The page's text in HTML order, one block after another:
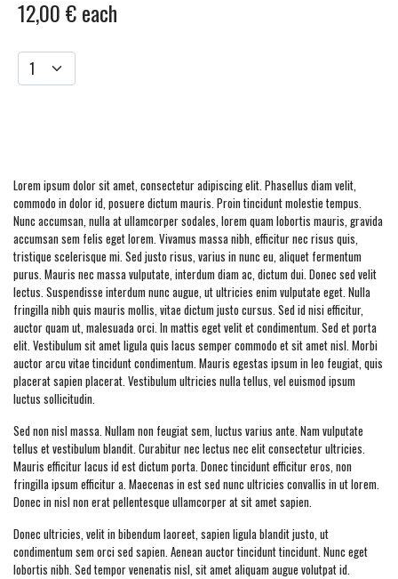
12,00 €each
Lorem ipsum dolor sit amet, consectetur adipiscing elit. Phasellus diam velit,
commodo in dolor id, posuere dictum mauris. Proin tincidunt molestie tempus.
Nunc accumsan, nulla at ullamcorper sodales, lorem quam lobortis mauris, gravida
accumsan sem felis eget lorem. Vivamus massa nibh, efficitur nec risus quis,
tristique scelerisque mi. Sed justo risus, varius in nunc eu, aliquet fermentum
purus. Mauris nec massa vulputate, interdum diam ac, dictum dui. Donec sed velit
lectus. Suspendisse interdum nunc augue, ut ultricies enim vulputate eget. Nulla
fringilla nibh quis mauris mollis, vitae dictum justo cursus. Sed id nisi efficitur,
auctor quam ut, malesuada orci. In mattis eget velit et condimentum. Sed et porta
elit. Vestibulum sit amet ligula quis lacus semper commodo et sit amet nisl. Morbi
auctor arcu vitae tincidunt condimentum. Mauris egestas ipsum in leo feugiat, quis
placerat sapien placerat. Vestibulum ultricies nulla tellus, vel euismod ipsum
luctus sollicitudin.
Sed non nisl massa. Nullam non feugiat sem, luctus varius ante. Nam vulputate
tellus et vestibulum blandit. Curabitur nec lectus nec elit consectetur ultricies.
Mauris efficitur lacus id est dictum porta. Donec tincidunt efficitur eros, non
fringilla ipsum efficitur a. Maecenas in est sed nunc ultricies convallis in ut lorem.
Donec in nisl non erat pellentesque ullamcorper at sit amet sapien.
Donec ultricies, velit in bibendum laoreet, sapien ligula blandit justo, ut
condimentum sem orci sed sapien. Aenean auctor tincidunt tincidunt. Nunc eget
lobortis nibh. Sed tempor venenatis nisl, sit amet aliquam augue volutpat id.